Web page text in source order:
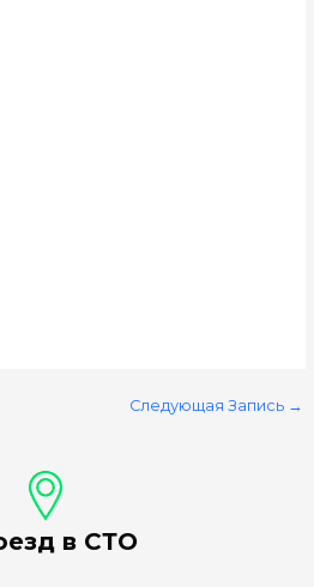
Следующая Запись →
в СТО